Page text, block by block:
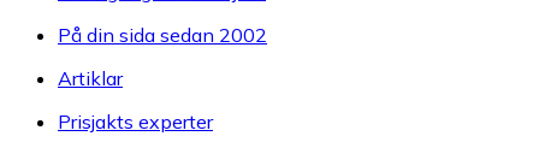
På din sida sedan 2002
Artiklar
Prisjakts experter